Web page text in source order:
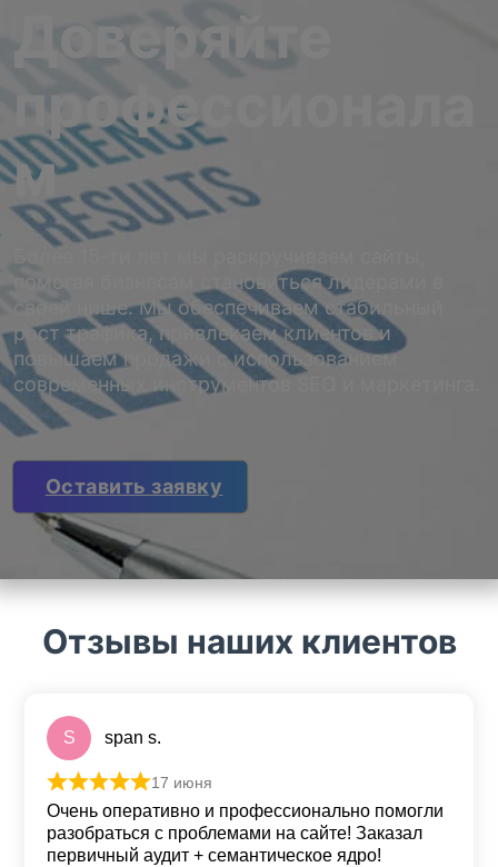
Доверяйте
профессионала
м
помогая бизнесам становиться лидерами в
своей нише. Мы обеспечиваем стабильный
рост трафика, привлекаем клиентов и
повышаем продажи с использованием
современных инструментов SEO и маркетинга.
Оставить заявку
Отзывы наших клиентов
S span s.
Оценка
17 июня
Очень оперативно и профессионально помогли
разобраться с проблемами на сайте! Заказал
первичный аудит + семантическое ядро!